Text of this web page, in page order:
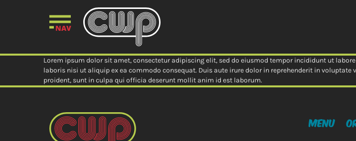
NAV
Lorem ipsum dolor sit amet, consectetur adipiscing elit, sed do eiusmod tempor incididunt ut
laboris nisi ut aliquip ex ea commodo consequat. Duis aute irure dolor in reprehenderit in
proident, sunt in culpa qui officia deserunt mollit anim id est laborum.
Menu